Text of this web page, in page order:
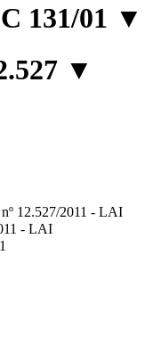
131/01 ▼
▼
12.527/2011 - LAI
- LAI